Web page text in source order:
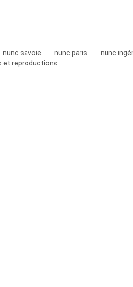
nunc savoie nunc paris
nunc
et reproductions